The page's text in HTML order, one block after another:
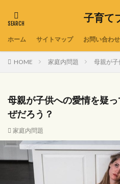
子育て
ホーム サイトマップ お問い合わせ
HOME 家庭内問題 母親が
母親が子供への愛情を疑
ぜだろう？
家庭内問題